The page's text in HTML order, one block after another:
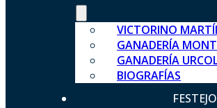
VICTORINO
GANADERÍA
GANADERÍA
BIOGRAFÍAS